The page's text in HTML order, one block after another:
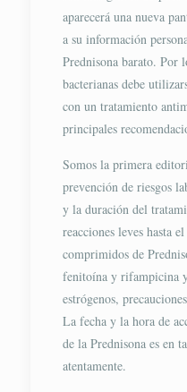
aparecerá una nueva
a su información
Prednisona barato. Por
bacterianas debe
con un tratamiento
principales
Somos la primera
prevención de riesgos
y la duración del
reacciones leves hasta
comprimidos de
fenitoína y rifampicina
estrógenos,
La fecha y la hora de
de la Prednisona es en
atentamente.